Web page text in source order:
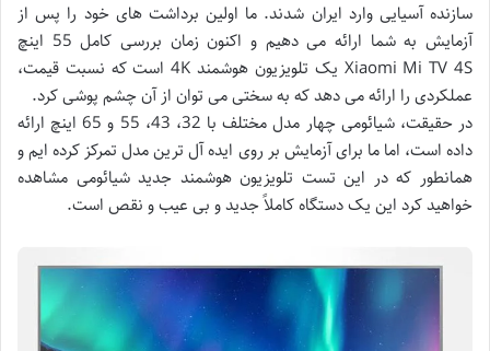
سازنده آسیایی وارد ایران شدند. ما اولین برداشت های خود را پس از
آزمایش به شما ارائه می دهیم و اکنون زمان بررسی کامل 55 اینچ
Xiaomi Mi TV 4S یک تلویزیون هوشمند 4K است که نسبت قیمت،
عملکردی را ارائه می دهد که به سختی می توان از آن چشم پوشی کرد.
در حقیقت، شیائومی چهار مدل مختلف با 32، 43، 55 و 65 اینچ ارائه
داده است، اما ما برای آزمایش بر روی ایده آل ترین مدل تمرکز کرده ایم و
همانطور که در این تست تلویزیون هوشمند جدید شیائومی مشاهده
خواهید کرد این یک دستگاه کاملاً جدید و بی عیب و نقص است.